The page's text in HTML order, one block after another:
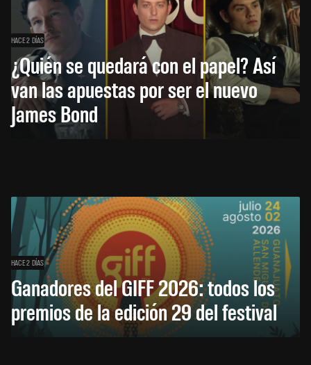
HACE 2 DÍAS
¿Quién se quedará con el papel? Así
van las apuestas por ser el nuevo
James Bond
HACE 2 DÍAS
Ganadores del GIFF 2026: todos los
premios de la edición 29 del festival